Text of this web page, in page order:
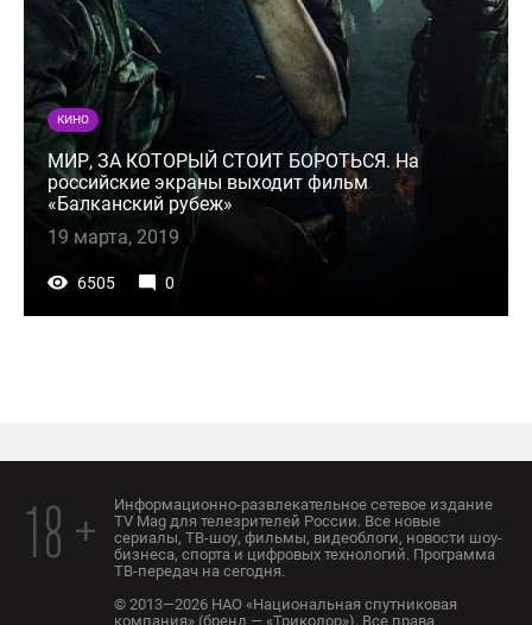
КИНО
МИР, ЗА КОТОРЫЙ СТОИТ БОРОТЬСЯ. На
российские экраны выходит фильм
«Балканский рубеж»
19 марта, 2019
6505 0
18 +
Информационно-развлекательное сетевое издание
TV Mag для телезрителей России. Все новые
сериалы, ТВ-шоу, фильмы, видеоблоги, новости шоу-
бизнеса, спорта и цифровых технологий. Программа
ТВ-передач на сегодня.
© 2013—2026 НАО «Национальная спутниковая
компания» (бренд — «Триколор»). Все права